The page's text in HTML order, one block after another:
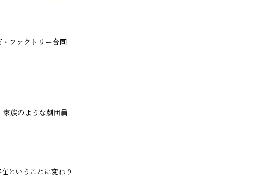
ファクトリー合同
族のような劇団員
ということに変わり